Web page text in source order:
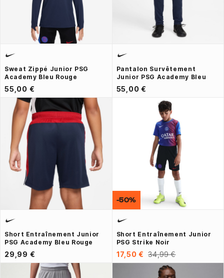
Sweat Zippé Junior PSG
Academy Bleu Rouge
55,00 €
Pantalon Survêtement
Junior PSG Academy Bleu
55,00 €
Short Entraînement Junior
PSG Academy Bleu Rouge
29,99 €
Short Entraînement Junior
PSG Strike Noir
17,50 € 34,99 €
-50%